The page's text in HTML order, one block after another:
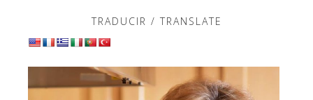
TRADUCIR / TRANSLATE